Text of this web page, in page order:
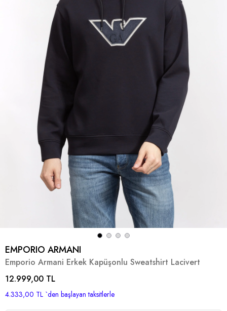
EMPORIO ARMANI
Emporio Armani Erkek Kapüşonlu Sweatshirt Lacivert
12.999,00 TL
4.333,00 TL `den başlayan taksitlerle